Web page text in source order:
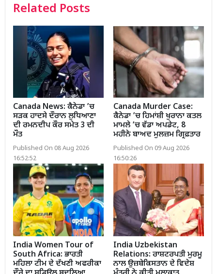
Related Posts
Canada News: ਕੈਨੇਡਾ ’ਚ
ਸੜਕ ਹਾਦਸੇ ਦੌਰਾਨ ਲੁਧਿਆਣਾ
ਦੀ ਰਮਨਦੀਪ ਕੌਰ ਸਮੇਤ 3 ਦੀ
ਮੌਤ
Published On 08 Aug 2026
16:52:52
Canada Murder Case:
ਕੈਨੇਡਾ ’ਚ ਹਿਮਾਂਸ਼ੀ ਖੁਰਾਨਾ ਕਤਲ
ਮਾਮਲੇ ’ਚ ਵੱਡਾ ਅਪਡੇਟ, 8
ਮਹੀਨੇ ਬਾਅਦ ਮੁਲਜ਼ਮ ਗ੍ਰਿਫ਼ਤਾਰ
Published On 09 Aug 2026
16:50:26
India Women Tour of
South Africa: ਭਾਰਤੀ
ਮਹਿਲਾ ਟੀਮ ਦੇ ਦੱਖਣੀ ਅਫਰੀਕਾ
India Uzbekistan
Relations: ਰਾਸ਼ਟਰਪਤੀ ਮੁਰਮੂ
ਨਾਲ ਉਜ਼ਬੇਕਿਸਤਾਨ ਦੇ ਵਿਦੇਸ਼